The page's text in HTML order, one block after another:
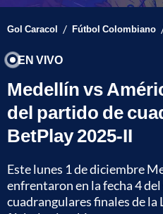
Gol Caracol / Fútbol Colombiano
EN VIVO
Medellín vs
del partido de
BetPlay 2025-II
Este lunes 1 de diciembre
enfrentaron en la fecha 4
cuadrangulares finales de